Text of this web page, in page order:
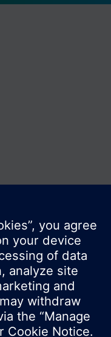
pro Land